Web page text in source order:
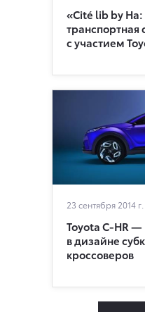
«Cité lib by
транспортная
с участием
23 сентября 2014 г.
Toyota C-HR —
в дизайне
кроссоверов